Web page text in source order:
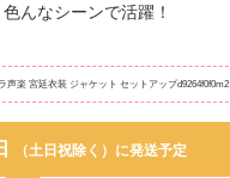
んなシーンで活躍！
楽 宮廷衣装 ジャケット セットアップd9264f0f0m2
（土日祝除く）に発送予定